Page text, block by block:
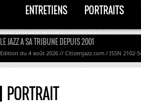
ENTRETIENS PORTRAITS
LE JAZZ A SA TRIBUNE DEPUIS 2001
Edition du 4 août 2026 // Citizenjazz.com / ISSN 2102-
PORTRAIT